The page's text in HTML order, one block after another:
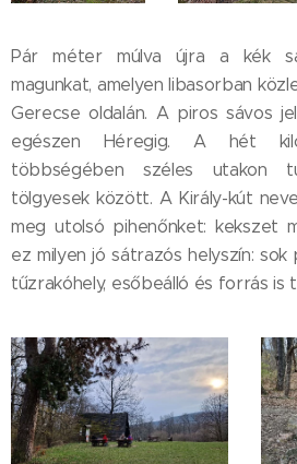
Pár méter múlva újra a kék
magunkat, amelyen libasorban
Gerecse oldalán. A piros sávos
egészen Héregig. A hét
többségében széles utakon
tölgyesek között. A Király-kút
meg utolsó pihenőnket: kekszet
ez milyen jó sátrazós helyszín:
tűzrakóhely, esőbeálló és forrás is